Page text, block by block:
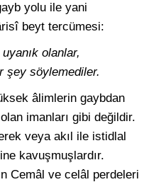
yolu ile yani
beyt tercümesi:
olanlar,
şey söylemediler.
âlimlerin gaybdan
imanları gibi değildir.
veya akıl ile istidlal
kavuşmuşlardır.
Cemâl ve celâl perdeleri